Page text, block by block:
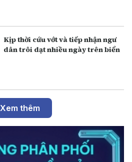
Kịp thời cứu vớt và tiếp nhận ngư
dân trôi dạt nhiều ngày trên biển
Xem thêm